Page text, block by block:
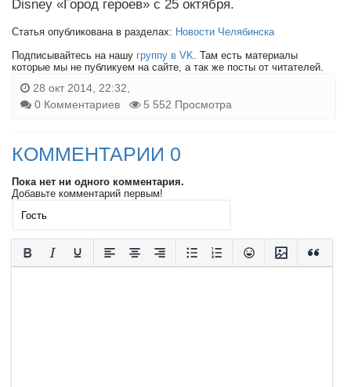
Disney «Город героев» с 25 октября.
Статья опубликована в разделах: Новости Челябинска
Подписывайтесь на нашу группу в VK. Там есть материалы
которые мы не публикуем на сайте, а так же посты от читателей.
28 окт 2014, 22:32,
0 Комментариев
5 552 Просмотра
КОММЕНТАРИИ 0
Пока нет ни одного комментария.
Добавьте комментарий первым!